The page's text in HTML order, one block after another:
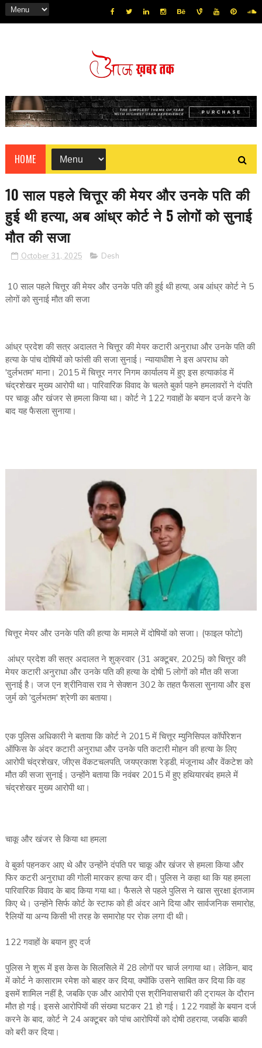
HOME
10 साल पहले चित्तूर की मेयर और उनके पति की
हुई थी हत्या, अब आंध्र कोर्ट ने 5 लोगों को सुनाई
मौत की सजा
October 31, 2025 Desh
10 साल पहले चित्तूर की मेयर और उनके पति की हुई थी हत्या, अब आंध्र कोर्ट ने 5
लोगों को सुनाई मौत की सजा
आंध्र प्रदेश की सत्र अदालत ने चित्तूर की मेयर कटारी अनुराधा और उनके पति की
हत्या के पांच दोषियों को फांसी की सजा सुनाई। न्यायाधीश ने इस अपराध को
'दुर्लभतम' माना। 2015 में चित्तूर नगर निगम कार्यालय में हुए इस हत्याकांड में
चंद्रशेखर मुख्य आरोपी था। पारिवारिक विवाद के चलते बुर्का पहने हमलावरों ने दंपति
पर चाकू और खंजर से हमला किया था। कोर्ट ने 122 गवाहों के बयान दर्ज करने के
बाद यह फैसला सुनाया।
चित्तूर मेयर और उनके पति की हत्या के मामले में दोषियों को सजा। (फाइल फोटो)
आंध्र प्रदेश की सत्र अदालत ने शुक्रवार (31 अक्टूबर, 2025) को चित्तूर की
मेयर कटारी अनुराधा और उनके पति की हत्या के दोषी 5 लोगों को मौत की सजा
सुनाई है। जज एन श्रीनिवास राव ने सेक्शन 302 के तहत फैसला सुनाया और इस
जुर्म को 'दुर्लभतम' श्रेणी का बताया।
एक पुलिस अधिकारी ने बताया कि कोर्ट ने 2015 में चित्तूर म्युनिसिपल कॉर्पोरेशन
ऑफिस के अंदर कटारी अनुराधा और उनके पति कटारी मोहन की हत्या के लिए
आरोपी चंद्रशेखर, जीएस वेंकटचलपति, जयप्रकाश रेड्डी, मंजूनाथ और वेंकटेश को
मौत की सजा सुनाई। उन्होंने बताया कि नवंबर 2015 में हुए हथियारबंद हमले में
चंद्रशेखर मुख्य आरोपी था।
चाकू और खंजर से किया था हमला
वे बुर्का पहनकर आए थे और उन्होंने दंपति पर चाकू और खंजर से हमला किया और
फिर कटरी अनुराधा की गोली मारकर हत्या कर दी। पुलिस ने कहा था कि यह हमला
पारिवारिक विवाद के बाद किया गया था। फैसले से पहले पुलिस ने खास सुरक्षा इंतजाम
किए थे। उन्होंने सिर्फ कोर्ट के स्टाफ को ही अंदर आने दिया और सार्वजनिक समारोह,
रैलियों या अन्य किसी भी तरह के समारोह पर रोक लगा दी थी।
122 गवाहों के बयान हुए दर्ज
पुलिस ने शुरू में इस केस के सिलसिले में 28 लोगों पर चार्ज लगाया था। लेकिन, बाद
में कोर्ट ने कासाराम रमेश को बाहर कर दिया, क्योंकि उसने साबित कर दिया कि वह
इसमें शामिल नहीं है, जबकि एक और आरोपी एस श्रीनिवासचारी की ट्रायल के दौरान
मौत हो गई। इससे आरोपियों की संख्या घटकर 21 हो गई। 122 गवाहों के बयान दर्ज
करने के बाद, कोर्ट ने 24 अक्टूबर को पांच आरोपियों को दोषी ठहराया, जबकि बाकी
को बरी कर दिया।